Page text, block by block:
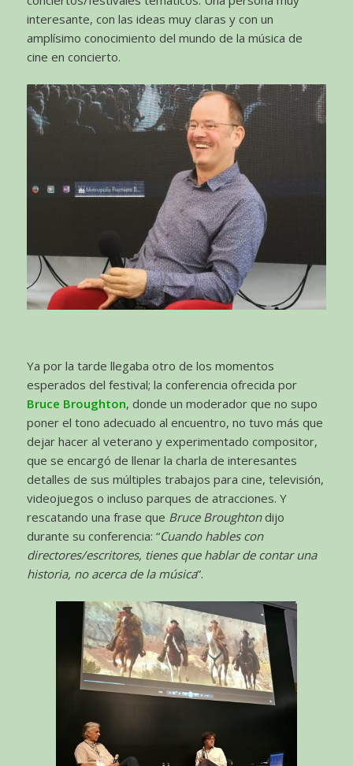
interesante, con las ideas muy claras y con un
amplísimo conocimiento del mundo de la música de
cine en concierto.
Ya por la tarde llegaba otro de los momentos
esperados del festival; la conferencia ofrecida por
Bruce Broughton, donde un moderador que no supo
poner el tono adecuado al encuentro, no tuvo más que
dejar hacer al veterano y experimentado compositor,
que se encargó de llenar la charla de interesantes
detalles de sus múltiples trabajos para cine, televisión,
videojuegos o incluso parques de atracciones. Y
rescatando una frase que Bruce Broughtondijo
durante su conferencia: “Cuando hables con
directores/escritores, tienes que hablar de contar una
historia, no acerca de la música”.